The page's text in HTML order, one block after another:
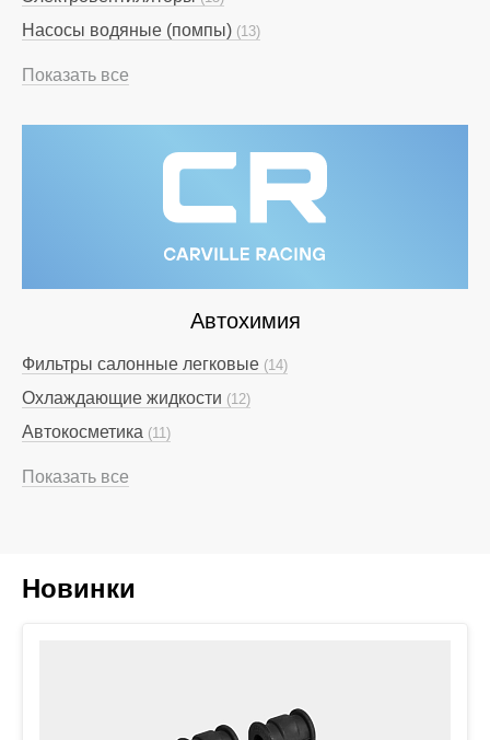
Насосы водяные (помпы) (13)
Показать все
Автохимия
Фильтры салонные легковые (14)
Охлаждающие жидкости (12)
Автокосметика (11)
Показать все
Новинки